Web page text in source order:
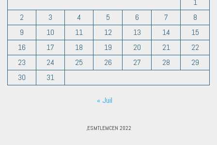
1
2
3 4 5 6 7
8
9
10 11 12 13 14
15
16
17 18 19 20 21
22
23
24 25 26 27 28
29
30
31
« Juil
,ESMTLEMCEN 2022